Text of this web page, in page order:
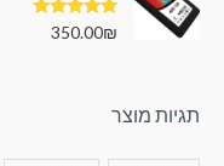
דורג5.00
350.00₪
תגיות מוצר